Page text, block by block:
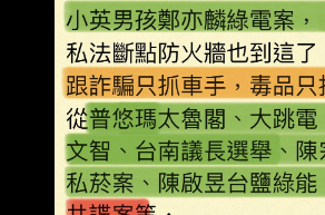
營治理及風險控管之檢討」提
對7月16日台糖與吳乃仁的還
台糖副總蕭基淵表示，吳乃仁
件，無法被台糖接受，至於